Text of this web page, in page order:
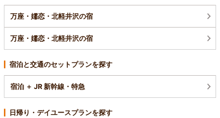
万座・嬬恋・北軽井沢の宿
万座・嬬恋・北軽井沢の宿
宿泊と交通のセットプランを探す
宿泊 ＋ JR 新幹線・特急
日帰り・デイユースプランを探す